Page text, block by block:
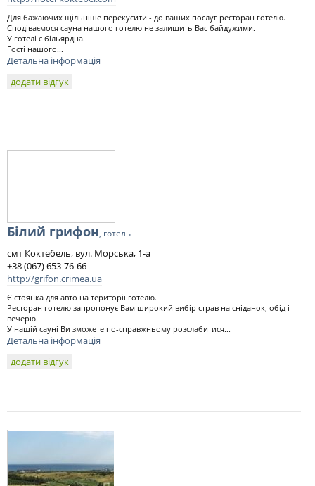
Для бажаючих щільніше перекусити - до ваших послуг ресторан готелю.
Сподіваємося сауна нашого готелю не залишить Вас байдужими.
У готелі є більярдна.
Гості нашого...
Детальна інформація
додати відгук
Білий грифон, готель
смт Коктебель, вул. Морська, 1-а
+38 (067) 653-76-66
http://grifon.crimea.ua
Є стоянка для авто на території готелю.
Ресторан готелю запропонує Вам широкий вибір страв на сніданок, обід і
вечерю.
У нашій сауні Ви зможете по-справжньому розслабитися...
Детальна інформація
додати відгук